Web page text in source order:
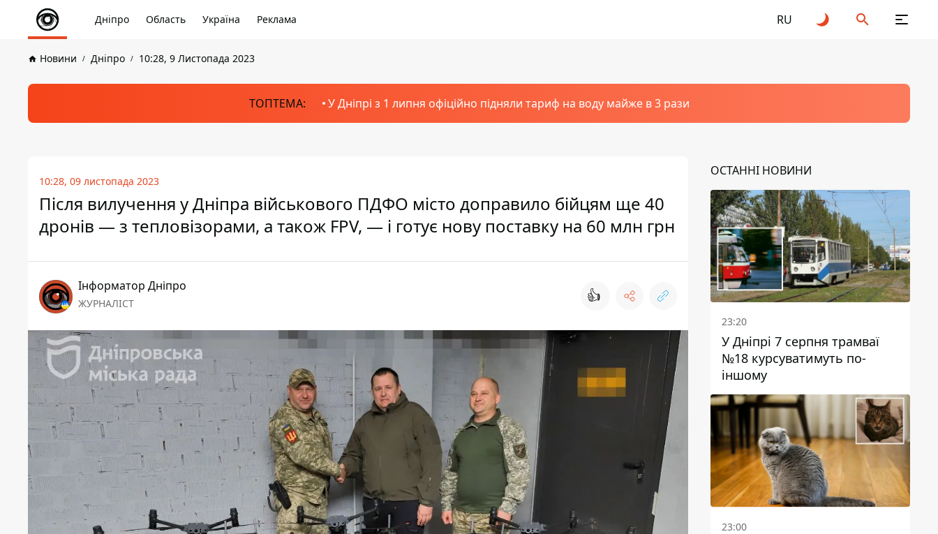
Дніпро Область Україна Реклама RU
Новини Дніпро 10:28, 9 Листопада 2023
ТОПТЕМА: У Дніпрі з 1 липня офіційно підняли тариф на воду майже в 3 рази
10:28, 09 листопада 2023
Після вилучення у Дніпра військового ПДФО місто доправило бійцям ще 40
дронів — з тепловізорами, а також FPV, — і готує нову поставку на 60 млн грн
Інформатор Дніпро
ЖУРНАЛІСТ 👍
ОСТАННІ НОВИНИ
23:20
У Дніпрі 7 серпня трамваї
№18 курсуватимуть по-
іншому
23:00